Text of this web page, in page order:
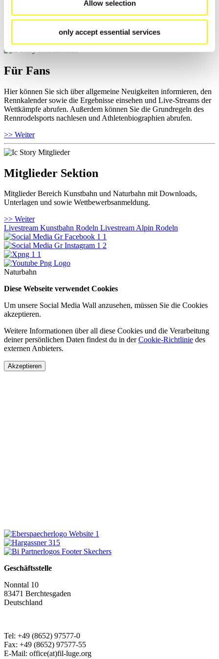
Allow selection
only accept essential services
und Informationen zu Wettkämpfen abrufen. Außerdem können Sie
Ihre Athletenbiographie ansehen.
Für Fans
Hier können Sie sich über allgemeine Neuigkeiten informieren, den
Rennkalender sowie die Ergebnisse einsehen und Live-Streams der
Wettkämpfe abrufen. Außerdem können Sie die Grundregeln des
Rennrodelsports nachlesen und Athletenbiographien abrufen.
>> Weiter
Mitglieder Sektion
Mitglieder Bereich Kunstbahn und Naturbahn mit Downloads,
Unterlagen und sowie Wettbewerbsanmeldung.
>> Weiter
Livestream Kunstbahn Rodeln Livestream Alpin Rodeln
Naturbahn
Diese Webseite verwendet Cookies
Um unsere Social Media Wall anzusehen, müssen Sie die Cookies
akzeptieren.
Weitere Informationen über all diese Cookies und die Verarbeitung
deiner persönlichen Daten findest du in derCookie-Richtlinie des
externen Anbieters.
Akzeptieren
Geschäftsstelle
Nonntal 10
83471 Berchtesgaden
Deutschland
Tel: +49 (8652) 97577-0
Fax: +49 (8652) 97577-55
E-Mail: office(at)fil-luge.org